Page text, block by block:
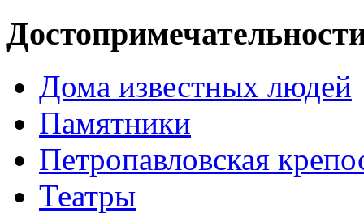
Дома известных людей
Памятники
Петропавловская
Театры